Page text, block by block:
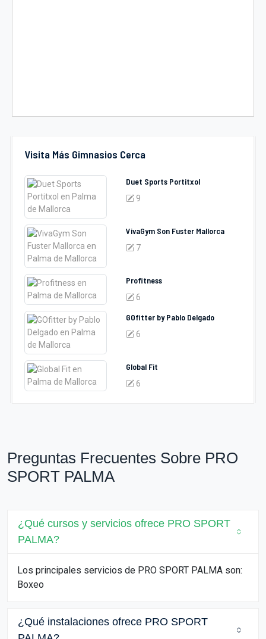
Visita Más Gimnasios Cerca
Duet Sports Portitxol
9
VivaGym Son Fuster Mallorca
7
Profitness
6
GOfitter by Pablo Delgado
6
Global Fit
6
Preguntas Frecuentes Sobre PRO
SPORT PALMA
¿Qué cursos y servicios ofrece PRO SPORT
PALMA?
Los principales servicios de PRO SPORT PALMA son:
Boxeo
¿Qué instalaciones ofrece PRO SPORT